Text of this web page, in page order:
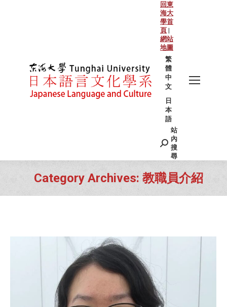
回東
海大
學首
頁 |
網站
地圖
繁
體
中
文
日
本
語
Search:
站
內
搜
尋
Category Archives: 教職員介紹
You are here: